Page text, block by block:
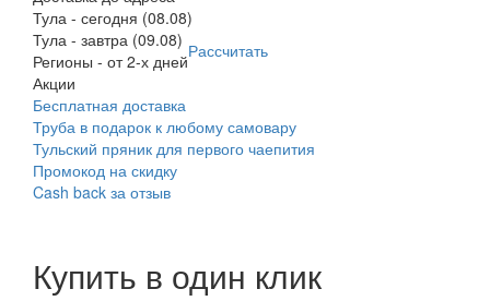
Тула - сегодня (08.08)
Тула - завтра (09.08) Рассчитать
Регионы - от 2-х дней
Акции
Бесплатная доставка
Труба в подарок к любому самовару
Тульский пряник для первого чаепития
Промокод на скидку
Cash back за отзыв
Купить в один клик